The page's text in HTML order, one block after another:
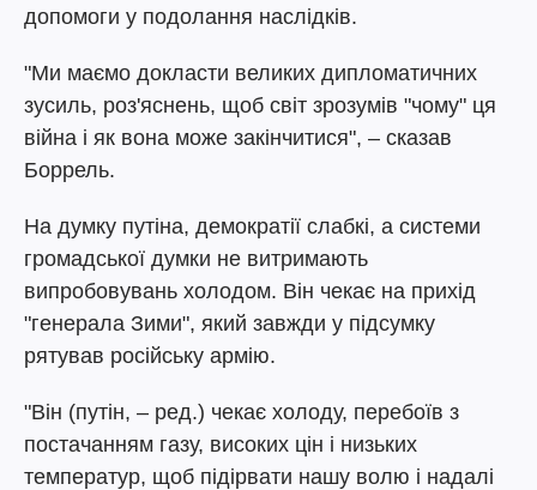
допомоги у подолання наслідків.
"Ми маємо докласти великих дипломатичних
зусиль, роз'яснень, щоб світ зрозумів "чому" ця
війна і як вона може закінчитися", – сказав
Боррель.
На думку путіна, демократії слабкі, а системи
громадської думки не витримають
випробовувань холодом. Він чекає на прихід
"генерала Зими", який завжди у підсумку
рятував російську армію.
"Він (путін, – ред.) чекає холоду, перебоїв з
постачанням газу, високих цін і низьких
температур, щоб підірвати нашу волю і надалі